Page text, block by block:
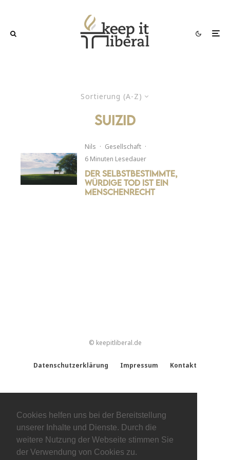
Cookies helfen uns bei der Bereitstellung
unserer Inhalte und Dienste. Durch die
weitere Nutzung der Webseite stimmen Sie
der Verwendung von Cookies zu.
Sortierung (A-Z)
Suizid
Nils · Gesellschaft ·
6 Minuten Lesedauer
Der selbstbestimmte,
würdige Tod ist ein
Menschenrecht
© keepitliberal.de
Datenschutzerklärung Impressum Kontakt